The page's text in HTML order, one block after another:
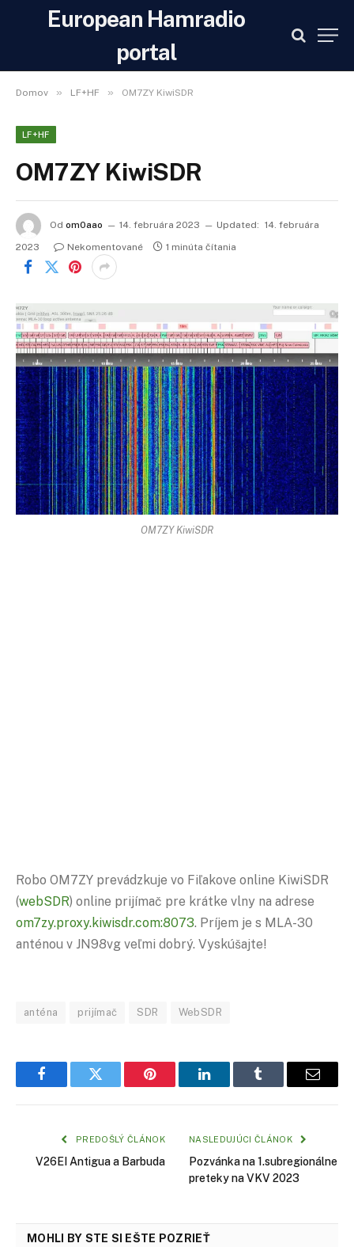
European Hamradio
portal
Domov » LF+HF » OM7ZY KiwiSDR
LF+HF
OM7ZY KiwiSDR
Od om0aao 14. februára 2023 Updated: 14. februára
2023
Nekomentované 1 minúta čítania
OM7ZY KiwiSDR
Robo OM7ZY prevádzkuje vo Fiľakove online KiwiSDR
(webSDR) online prijímač pre krátke vlny na adrese
om7zy.proxy.kiwisdr.com:8073. Príjem je s MLA-30
anténou v JN98vg veľmi dobrý. Vyskúšajte!
anténa prijímač SDR WebSDR
FacebookTwitter Pinterest LinkedInTumblr Email
PREDOŠLÝ ČLÁNOK
V26EI Antigua a Barbuda
NASLEDUJÚCI ČLÁNOK
Pozvánka na 1.subregionálne
preteky na VKV 2023
MOHLI BY STE SI EŠTE POZRIEŤ